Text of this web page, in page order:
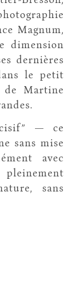
Magnum,
dimension
dernières
le petit
de Martine
— ce
sans mise
avec
sans